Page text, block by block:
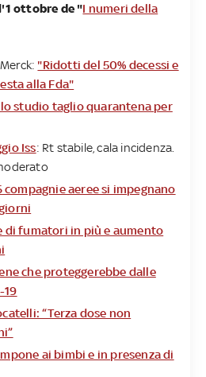
ottobre de "I numeri della
"Ridotti del 50% decessi e
alla Fda"
studio taglio quarantena per
Iss: Rt stabile, cala incidenza.
compagnie aeree si impegnano
di fumatori in più e aumento
che proteggerebbe dalle
19
“Terza dose non
ai bimbi e in presenza di